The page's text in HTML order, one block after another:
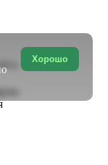
Хорошо